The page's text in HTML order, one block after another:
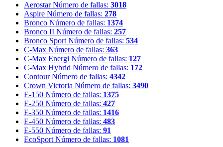
Aerostar Número de fallas: 3018
Aspire Número de fallas: 278
Bronco Número de fallas: 1374
Bronco II Número de fallas: 257
Bronco Sport Número de fallas: 534
C-Max Número de fallas: 363
C-Max Energi Número de fallas: 127
C-Max Hybrid Número de fallas: 172
Contour Número de fallas: 4342
Crown Victoria Número de fallas: 3490
E-150 Número de fallas: 1375
E-250 Número de fallas: 427
E-350 Número de fallas: 1416
E-450 Número de fallas: 483
E-550 Número de fallas: 91
EcoSport Número de fallas: 1081